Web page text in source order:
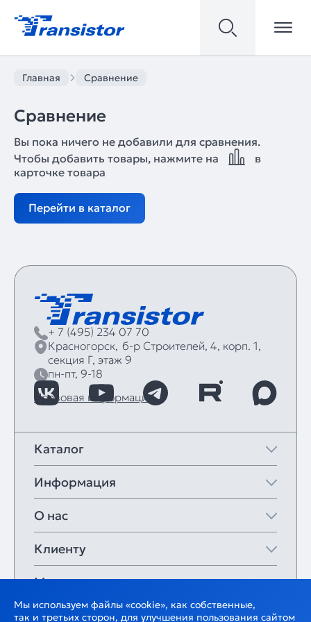
Главная Сравнение
Сравнение
Вы пока ничего не добавили для сравнения.
Чтобы добавить товары, нажмите на
в
карточке товара
Перейти в каталог
+ 7 (495) 234 07 70
Красногорск, б‑р Строителей, 4, корп. 1,
секция Г, этаж 9
пн-пт, 9-18
Правовая информация
Каталог
Информация
О нас
Клиенту
Мои закладки
Мы используем файлы «cookie», как собственные,
так и третьих сторон, для улучшения пользования сайтом